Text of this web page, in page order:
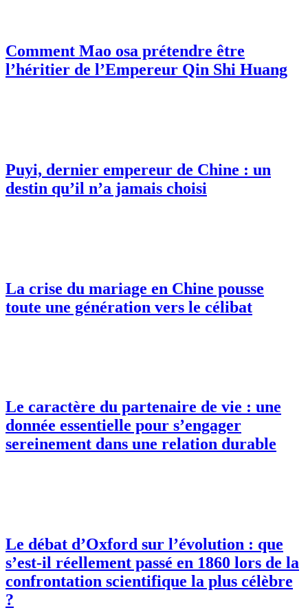
Comment Mao osa prétendre être
l’héritier de l’Empereur Qin Shi Huang
Puyi, dernier empereur de Chine : un
destin qu’il n’a jamais choisi
La crise du mariage en Chine pousse
toute une génération vers le célibat
Le caractère du partenaire de vie : une
donnée essentielle pour s’engager
sereinement dans une relation durable
Le débat d’Oxford sur l’évolution : que
s’est-il réellement passé en 1860 lors de la
confrontation scientifique la plus célèbre
?